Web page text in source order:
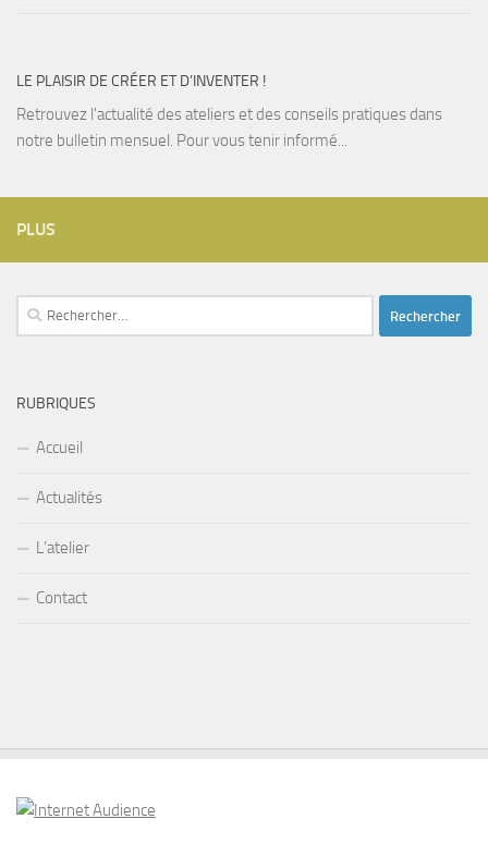
LE PLAISIR DE CRÉER ET D’INVENTER !
Retrouvez l'actualité des ateliers et des conseils pratiques dans
notre bulletin mensuel. Pour vous tenir informé...
PLUS
Rechercher :
RUBRIQUES
Accueil
Actualités
L’atelier
Contact